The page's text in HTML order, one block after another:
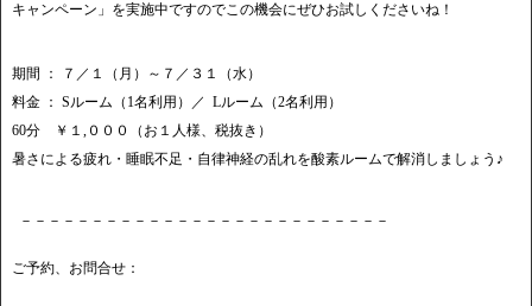
キャンペーン」を実施中ですのでこの機会にぜひお試しくださいね！
期間 ： ７／１（月）～７／３１（水）
料金 ： Sルーム（1名利用）／ Lルーム（2名利用）
60分 ￥１,０００（お１人様、税抜き）
暑さによる疲れ・睡眠不足・自律神経の乱れを酸素ルームで解消しましょう♪
－－－－－－－－－－－－－－－－－－－－－－－－－－
ご予約、お問合せ：